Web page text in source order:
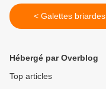
< Galettes briardes
Hébergé par Overblog
Top articles